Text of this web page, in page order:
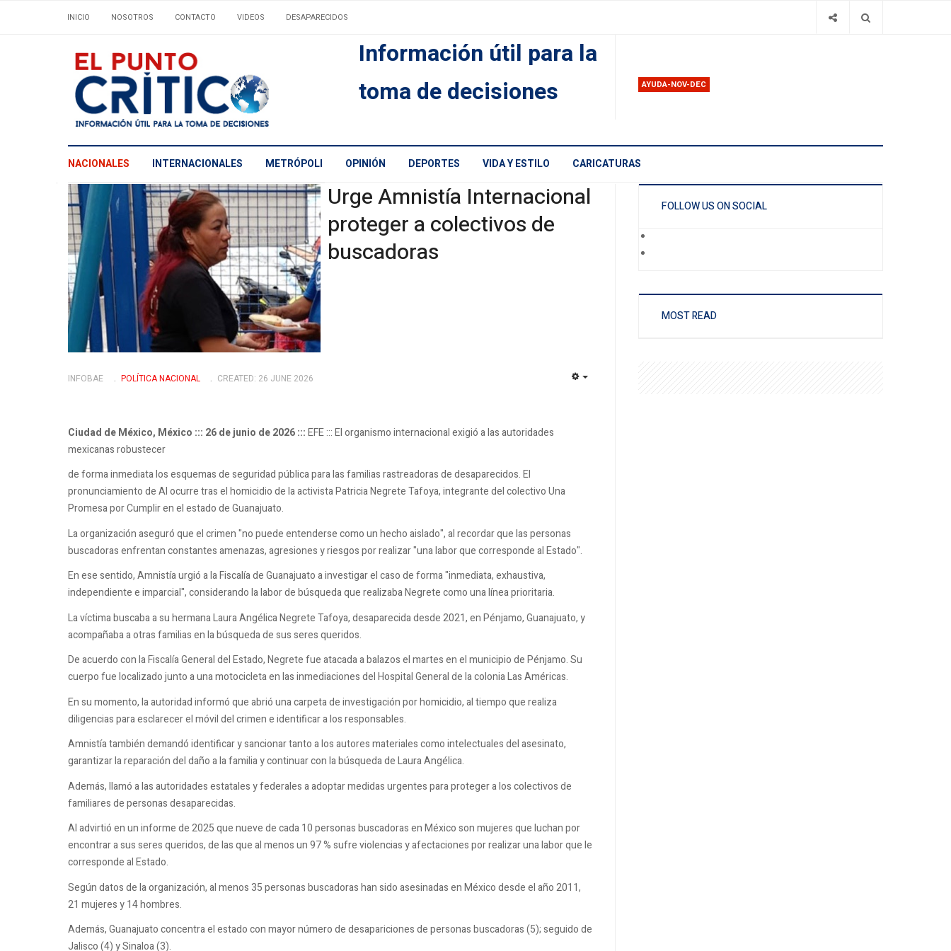
INICIO NOSOTROS CONTACTO VIDEOS DESAPARECIDOS
Información útil para la
toma de decisiones
AYUDA-NOV-DEC
NACIONALES INTERNACIONALES METRÓPOLI OPINIÓN DEPORTES VIDA Y ESTILO CARICATURAS
Urge Amnistía Internacional
proteger a colectivos de
buscadoras
INFOBAE POLÍ­TICA NACIONAL CREATED: 26 JUNE 2026
Ciudad de México, México ::: 26 de junio de 2026 :::EFE ::: El organismo internacional exigió a las autoridades
mexicanas robustecer
de forma inmediata los esquemas de seguridad pública para las familias rastreadoras de desaparecidos. El
pronunciamiento de AI ocurre tras el homicidio de la activista Patricia Negrete Tafoya, integrante del colectivo Una
Promesa por Cumplir en el estado de Guanajuato.
La organización aseguró que el crimen "no puede entenderse como un hecho aislado", al recordar que las personas
buscadoras enfrentan constantes amenazas, agresiones y riesgos por realizar "una labor que corresponde al Estado".
En ese sentido, Amnistía urgió a la Fiscalía de Guanajuato a investigar el caso de forma "inmediata, exhaustiva,
independiente e imparcial", considerando la labor de búsqueda que realizaba Negrete como una línea prioritaria.
La víctima buscaba a su hermana Laura Angélica Negrete Tafoya, desaparecida desde 2021, en Pénjamo, Guanajuato, y
acompañaba a otras familias en la búsqueda de sus seres queridos.
De acuerdo con la Fiscalía General del Estado, Negrete fue atacada a balazos el martes en el municipio de Pénjamo. Su
cuerpo fue localizado junto a una motocicleta en las inmediaciones del Hospital General de la colonia Las Américas.
En su momento, la autoridad informó que abrió una carpeta de investigación por homicidio, al tiempo que realiza
diligencias para esclarecer el móvil del crimen e identificar a los responsables.
Amnistía también demandó identificar y sancionar tanto a los autores materiales como intelectuales del asesinato,
garantizar la reparación del daño a la familia y continuar con la búsqueda de Laura Angélica.
Además, llamó a las autoridades estatales y federales a adoptar medidas urgentes para proteger a los colectivos de
familiares de personas desaparecidas.
AI advirtió en un informe de 2025 que nueve de cada 10 personas buscadoras en México son mujeres que luchan por
encontrar a sus seres queridos, de las que al menos un 97 % sufre violencias y afectaciones por realizar una labor que le
corresponde al Estado.
Según datos de la organización, al menos 35 personas buscadoras han sido asesinadas en México desde el año 2011,
21 mujeres y 14 hombres.
Además, Guanajuato concentra el estado con mayor número de desapariciones de personas buscadoras (5); seguido de
Jalisco (4) y Sinaloa (3).
FOLLOW US ON SOCIAL
MOST READ